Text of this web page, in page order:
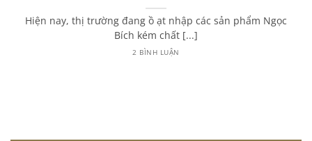
Hiện nay, thị trường đang ồ ạt nhập các sản phẩm Ngọc
Bích kém chất [...]
2 BÌNH LUẬN